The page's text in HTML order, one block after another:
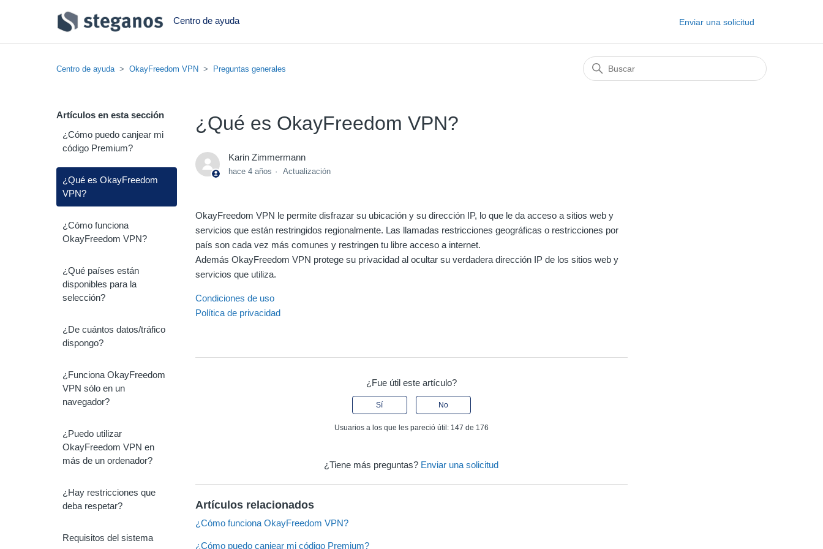
Centro de ayuda Enviar una solicitud
Centro de ayuda OkayFreedom VPN Preguntas generales
Artículos en esta sección
¿Cómo puedo canjear mi
código Premium?
¿Qué es OkayFreedom
VPN?
¿Cómo funciona
OkayFreedom VPN?
¿Qué países están
disponibles para la
selección?
¿De cuántos datos/tráfico
dispongo?
¿Funciona OkayFreedom
VPN sólo en un
navegador?
¿Puedo utilizar
OkayFreedom VPN en
más de un ordenador?
¿Hay restricciones que
deba respetar?
Requisitos del sistema
¿Qué es OkayFreedom VPN?
Karin Zimmermann
hace 4 años Actualización
OkayFreedom VPN le permite disfrazar su ubicación y su dirección IP, lo que le da acceso a sitios web y
servicios que están restringidos regionalmente. Las llamadas restricciones geográficas o restricciones por
país son cada vez más comunes y restringen tu libre acceso a internet.
Además OkayFreedom VPN protege su privacidad al ocultar su verdadera dirección IP de los sitios web y
servicios que utiliza.
Condiciones de uso
Política de privacidad
¿Fue útil este artículo?
Sí No
Usuarios a los que les pareció útil: 147 de 176
¿Tiene más preguntas? Enviar una solicitud
Artículos relacionados
¿Cómo funciona OkayFreedom VPN?
¿Cómo puedo canjear mi código Premium?